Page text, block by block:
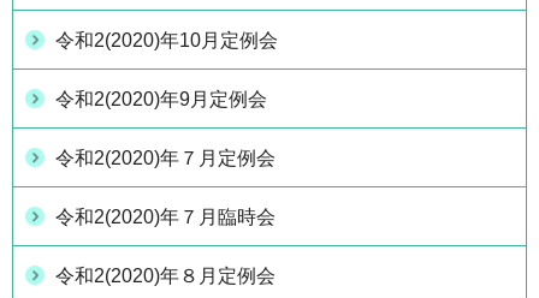
令和2(2020)年10月定例会
令和2(2020)年9月定例会
令和2(2020)年７月定例会
令和2(2020)年７月臨時会
令和2(2020)年８月定例会